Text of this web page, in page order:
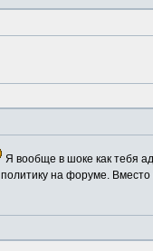
Я вообще в шоке как тебя
на форуме.